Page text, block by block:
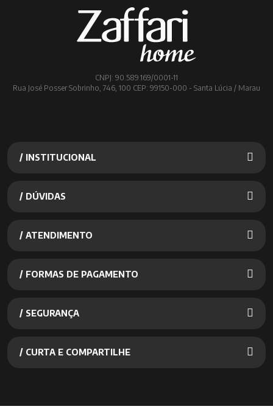
CNPJ: 90.589.169/0001-11
Rua José Posser Sobrinho, 746, 100 CEP: 99150-000 - Santa Lúcia / Marau
/ INSTITUCIONAL
/ DÚVIDAS
/ ATENDIMENTO
/ FORMAS DE PAGAMENTO
/ SEGURANÇA
/ CURTA E COMPARTILHE